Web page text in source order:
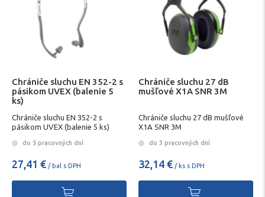
Chrániče sluchu EN 352-2 s
pásikom UVEX (balenie 5
ks)
Chrániče sluchu EN 352-2 s
pásikom UVEX (balenie 5 ks)
do 5 pracovných dní
27,41 € / bal s DPH
Chrániče sluchu 27 dB
mušľové X1A SNR 3M
Chrániče sluchu 27 dB mušľové
X1A SNR 3M
do 3 pracovných dní
32,14 € / ks s DPH